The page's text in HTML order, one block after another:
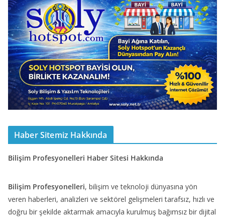
Haber Sitemiz Hakkında
Bilişim Profesyonelleri Haber Sitesi Hakkında
Bilişim Profesyonelleri, bilişim ve teknoloji dünyasına yön
veren haberleri, analizleri ve sektörel gelişmeleri tarafsız, hızlı ve
doğru bir şekilde aktarmak amacıyla kurulmuş bağımsız bir dijital